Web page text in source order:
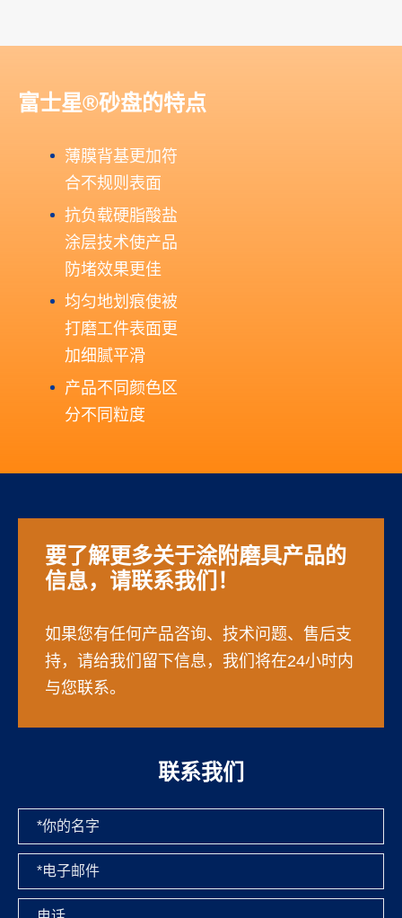
富士星®砂盘的特点
薄膜背基更加符
合不规则表面
抗负载硬脂酸盐
涂层技术使产品
防堵效果更佳
均匀地划痕使被
打磨工件表面更
加细腻平滑
产品不同颜色区
分不同粒度
要了解更多关于涂附磨具产品的
信息，请联系我们！
如果您有任何产品咨询、技术问题、售后支
持，请给我们留下信息，我们将在24小时内
与您联系。
联系我们